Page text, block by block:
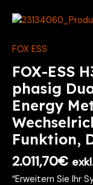
Inhalt
FOX ESS
FOX-ESS
phasig
Energy
Funktion,
2.011,70€
“Erweitern Sie Ihr